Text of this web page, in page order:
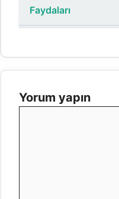
Faydaları
Yorum yapın